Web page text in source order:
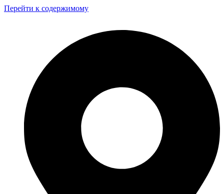
Перейти к содержимому